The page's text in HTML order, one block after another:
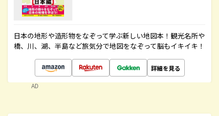
日本の地形や造形物をなぞって学ぶ新しい地図本！観光名所や
橋、川、湖、半島など旅気分で地図をなぞって脳もイキイキ！
詳細を見る
AD